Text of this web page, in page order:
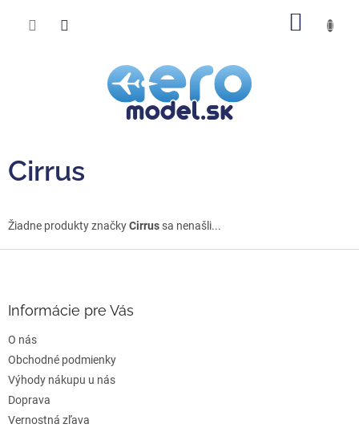
Cirrus
Žiadne produkty značkyCirrus sa nenašli...
e
Informácie pre Vás
O nás
Obchodné podmienky
Výhody nákupu u nás
Doprava
Vernostná zľava